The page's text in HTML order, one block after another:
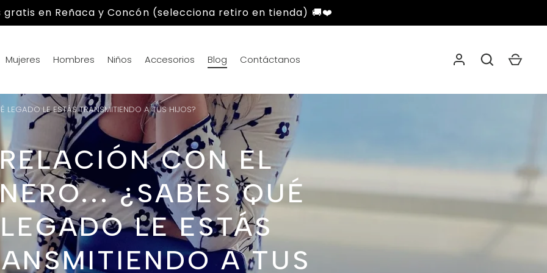
gratis en Reñaca y Concón (selecciona retiro en tienda) 🚚❤️
Mujeres Hombres Niños Accesorios Blog Contáctanos
RELACIÓN CON EL
¿SABES QUÉ
LEGADO LE ESTÁS
A TUS
LEGADO LE ESTÁS TRANSMITIENDO A TUS HIJOS?